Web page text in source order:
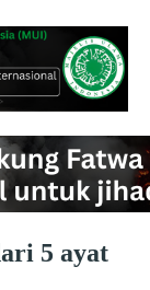
5 ayat